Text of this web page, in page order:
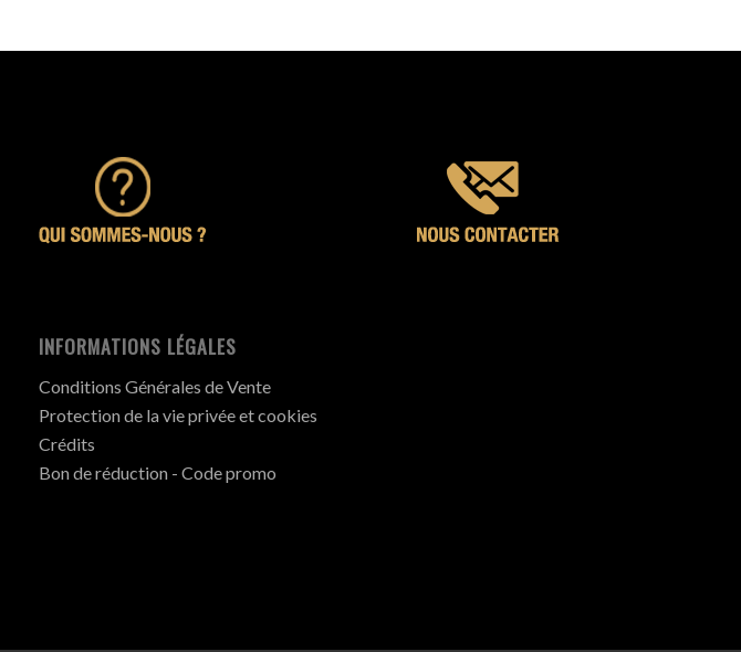
INFORMATIONS LÉGALES
Conditions Générales de Vente
Protection de la vie privée et cookies
Crédits
Bon de réduction - Code promo